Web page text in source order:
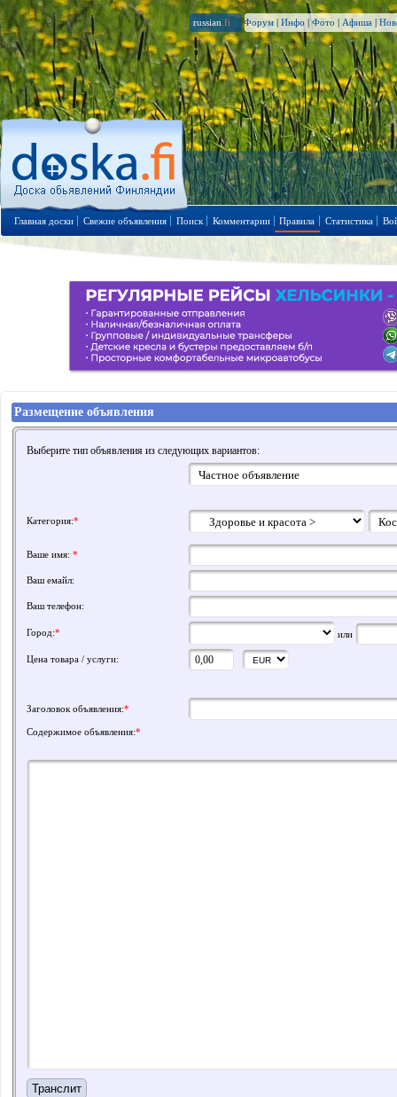
russian .fi Форум | Инфо | Фото | Афиша |
Главная доски Свежие объявления Поиск Комментарии Правила Статистика
Размещение объявления
Выберите тип объявления из следующих вариантов:
Категория:*
Ваше имя: *
Ваш емайл:
Ваш телефон:
Город:* или
Цена товара / услуги:
Заголовок объявления:*
Содержимое объявления:*